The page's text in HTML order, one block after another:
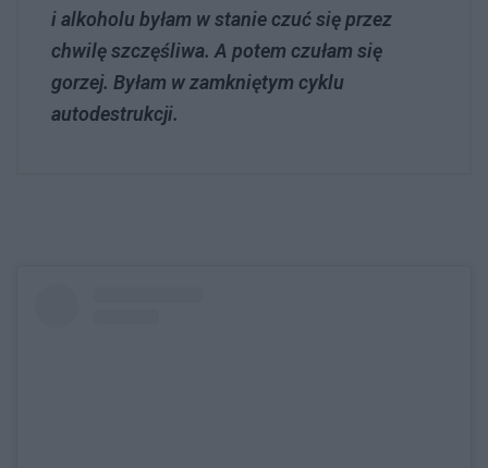
i alkoholu byłam w stanie czuć się przez
chwilę szczęśliwa. A potem czułam się
gorzej. Byłam w zamkniętym cyklu
autodestrukcji.